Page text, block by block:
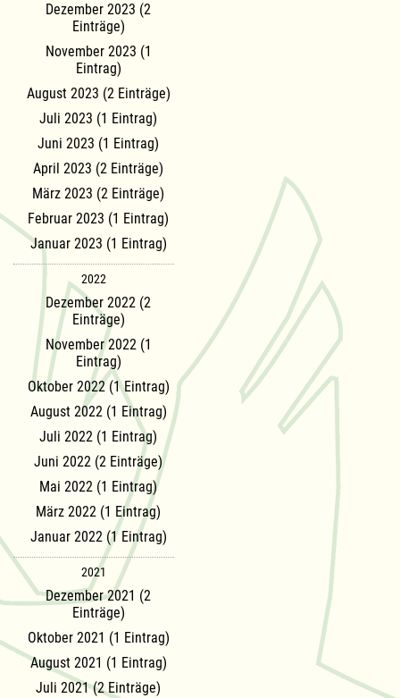
Dezember 2023 (2
Einträge)
November 2023 (1
Eintrag)
August 2023 (2 Einträge)
Juli 2023 (1 Eintrag)
Juni 2023 (1 Eintrag)
April 2023 (2 Einträge)
März 2023 (2 Einträge)
Februar 2023 (1 Eintrag)
Januar 2023 (1 Eintrag)
2022
Dezember 2022 (2
Einträge)
November 2022 (1
Eintrag)
Oktober 2022 (1 Eintrag)
August 2022 (1 Eintrag)
Juli 2022 (1 Eintrag)
Juni 2022 (2 Einträge)
Mai 2022 (1 Eintrag)
März 2022 (1 Eintrag)
Januar 2022 (1 Eintrag)
2021
Dezember 2021 (2
Einträge)
Oktober 2021 (1 Eintrag)
August 2021 (1 Eintrag)
Juli 2021 (2 Einträge)